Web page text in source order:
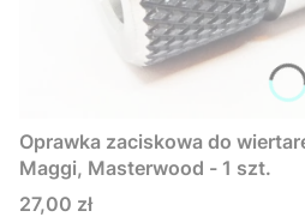
Oprawka zaciskowa do
Maggi, Masterwood - 1 szt.
Cena
27,00 zł